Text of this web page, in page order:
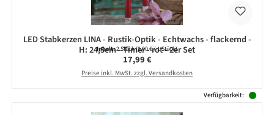
LED Stabkerzen LINA - Rustik-Optik - Echtwachs - flackernd -
H: 24,5cm - Timer - rot - 2er Set
Inhalt:2 Stück(9,00 € / 1 Stück)
Regulärer Preis:
17,99 €
Preise inkl. MwSt. zzgl. Versandkosten
Verfügbarkeit: